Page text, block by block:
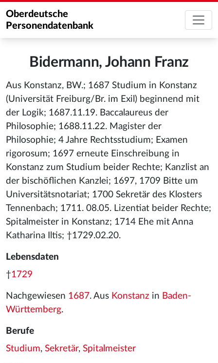
Oberdeutsche
Personendatenbank
Bidermann, Johann Franz
Aus Konstanz, BW.; 1687 Studium in Konstanz
(Universität Freiburg/Br. im Exil) beginnend mit
der Logik; 1687.11.19. Baccalaureus der
Philosophie; 1688.11.22. Magister der
Philosophie; 4 Jahre Rechtsstudium; Examen
rigorosum; 1697 erneute Einschreibung in
Konstanz zum Studium beider Rechte; Kanzlist an
der bischöflichen Kanzlei; 1697, 1709 Bitte um
Universitätsnotariat; 1700 Sekretär des Klosters
Tennenbach; 1711. 08.05. Lizentiat beider Rechte;
Spitalmeister in Konstanz; 1714 Ehe mit Anna
Katharina Iltis; †1729.02.20.
Lebensdaten
†1729
Nachgewiesen 1687. Aus Konstanz in Baden-
Württemberg.
Berufe
Studium, Sekretär, Spitalmeister